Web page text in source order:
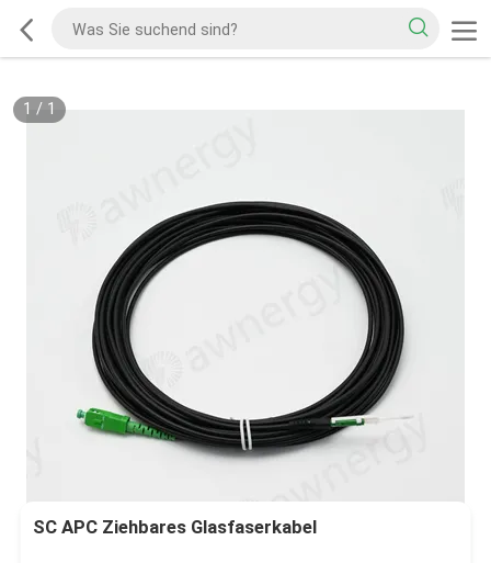
1 / 1
SC APC Ziehbares Glasfaserkabel